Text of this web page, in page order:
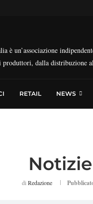
è un’associazione
dalla distribuzione
RETAIL NEWS
di Redazione